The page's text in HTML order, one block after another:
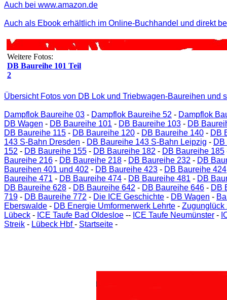
Auch bei www.amazon.de
Auch als Ebook erhältlich im Online-Buchhandel und direkt
Weitere Fotos:
DB Baureihe 101 Teil
2
Übersicht Fotos von DB Lok und Triebwagen-Baureihen und
Dampflok Baureihe 03 - Dampflok Baureihe 52 - Dampflok
DB Wagen - DB Baureihe 101 - DB Baureihe 103 - DB
DB Baureihe 115 - DB Baureihe 120 - DB Baureihe 140 - DB
143 S-Bahn Dresden - DB Baureihe 143 S-Bahn Leipzig -
152 - DB Baureihe 155 - DB Baureihe 182 - DB Baureihe 185
Baureihe 216 - DB Baureihe 218 - DB Baureihe 232 - DB
Baureihen 401 und 402 - DB Baureihe 423 - DB Baureihe 424
Baureihe 471 - DB Baureihe 474 - DB Baureihe 481 - DB
DB Baureihe 628 - DB Baureihe 642 - DB Baureihe 646 - DB
719 - DB Baureihe 772 - Die ICE Geschichte - DB Wagen -
Eberswalde - DB Energie Umformerwerk Lehrte - Zugunglück
Lübeck - ICE Taufe Bad Oldesloe -- ICE Taufe Neumünster -
Streik - Lübeck Hbf- Startseite -